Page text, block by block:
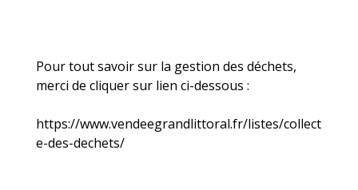
Pour tout savoir sur la gestion des déchets,
merci de cliquer sur lien ci-dessous :
https://www.vendeegrandlittoral.fr/listes/collect
e-des-dechets/